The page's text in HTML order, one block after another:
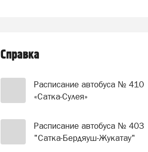
Справка
Расписание автобуса № 410
«Сатка-Сулея»
Расписание автобуса № 403
"Сатка-Бердяуш-Жукатау"